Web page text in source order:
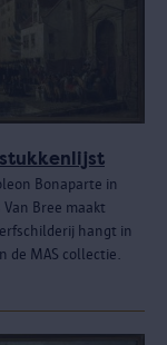
Bonaparte in
Bree maakt
hangt in
de MAS collectie.